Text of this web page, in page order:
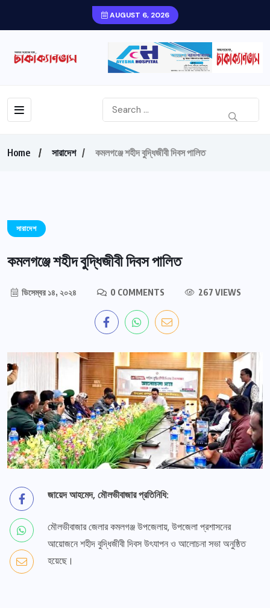
AUGUST 6, 2026
Home সারাদেশ কমলগঞ্জে শহীদ বুদ্ধিজীবী দিবস পালিত
সারাদেশ
কমলগঞ্জে শহীদ বুদ্ধিজীবী দিবস পালিত
ডিসেম্বর ১৪, ২০২৪ 0 COMMENTS 267 VIEWS
জায়েদ আহমেদ, মৌলভীবাজার প্রতিনিধি:
মৌলভীবাজার জেলার কমলগঞ্জ উপজেলায়, উপজেলা প্রশাসনের
আয়োজনে শহীদ বুদ্ধিজীবী দিবস উৎযাপন ও আলোচনা সভা অনুষ্ঠিত
হয়েছে।